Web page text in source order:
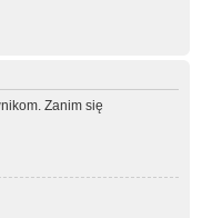
Zanim się